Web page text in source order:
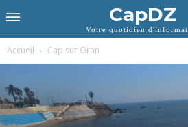
CapDZ
Votre quotidien
Accueil Cap sur Oran